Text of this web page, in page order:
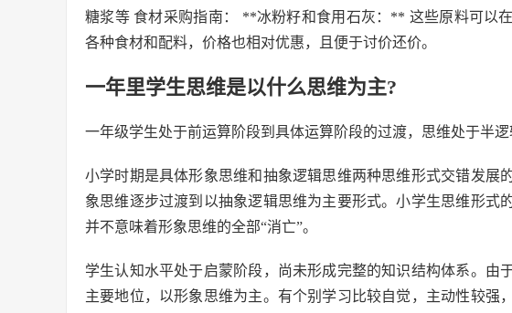
糖浆等 食材采购指南： **冰粉籽和食用石灰：** 这些原料可以
各种食材和配料，价格也相对优惠，且便于讨价还价。
一年里学生思维是以什么思维为主?
一年级学生处于前运算阶段到具体运算阶段的过渡，思维处于半逻
小学时期是具体形象思维和抽象逻辑思维两种思维形式交错发展
象思维逐步过渡到以抽象逻辑思维为主要形式。小学生思维形式
并不意味着形象思维的全部“消亡”。
学生认知水平处于启蒙阶段，尚未形成完整的知识结构体系。由
主要地位，以形象思维为主。有个别学习比较自觉，主动性较强